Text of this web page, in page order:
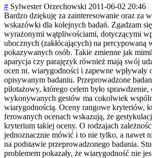
# Sylwester Orzechowski 2011-06-02 20:46
Bardzo dziękuję za zainteresowanie oraz za
wskazówki dla kolejnych badań. Zgadzam
wyrażonymi wątpliwościami, dotyczącymi
ubocznych (zakłócających) na percypowaną
pokazywanych osób. Takie zmienne jak
aparycja czy parajęzyk również mają swój
ocen nt. wiarygodności i zapewne wpływały
opisywanym badaniu. Przeprowadzone
pilotażowy, którego celem było sprawdzenie,
wykonywanych gestów ma cokolwiek
wiarygodnością. Oceny rangowe kryteriów,
ferowanych ocenach wskazują, że
kryterium takiej oceny. O rodzajach
jednoznacznie mówić i to nie tylko, a nawet
na podstawie przeprowadzonego badania.
problemem pokazały, że wiarygodność nie